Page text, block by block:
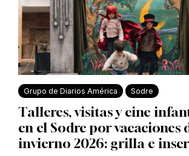
Grupo de Diarios América Sodre
Talleres, visitas y cine
en el Sodre por vacaciones
invierno 2026: grilla e